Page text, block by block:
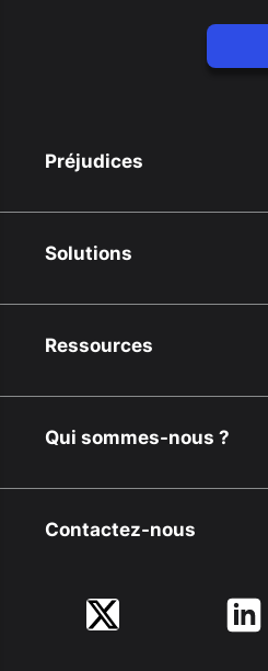
Préjudices
Solutions
Ressources
Qui sommes-nous ?
Contactez-nous